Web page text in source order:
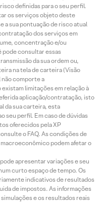
definidas para o seu perfil.
os serviços objeto deste
a sua pontuação de risco atual
dos serviços em
concentração e/ou
pode consultar essas
da sua ordem ou,
na tela de carteira (Visão
não comporte a
limitações em relação à
aplicação/contratação, isto
da sua carteira, esta
seu perfil. Em caso de dúvidas
oferecidos pela XP
o FAQ. As condições de
podem afetar o
apresentar variações e seu
curto espaço de tempo. Os
indicativos de resultados
de impostos. As informações
e os resultados reais